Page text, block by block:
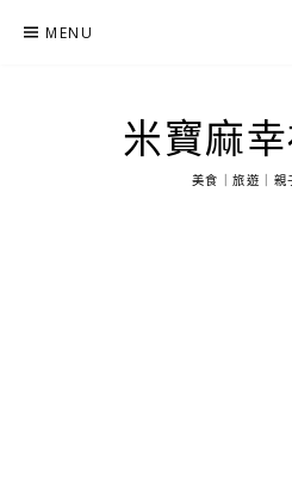
MENU
米寶麻
美食｜旅遊｜親